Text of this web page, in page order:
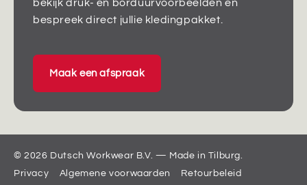
bekijk druk- en borduurvoorbeelden en
bespreek direct jullie kledingpakket.
Maak een afspraak
© 2026 Dutsch Workwear B.V. — Made in Tilburg.
Privacy
Algemene voorwaarden Retourbeleid